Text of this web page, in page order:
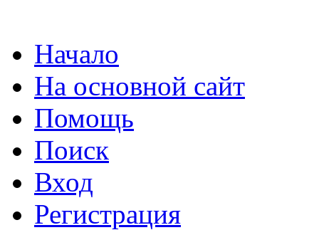
Начало
На основной сайт
Помощь
Поиск
Вход
Регистрация